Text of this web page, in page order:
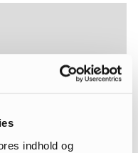
indhold og